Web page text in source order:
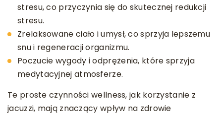
stresu, co przyczynia się do skutecznej redukcji
stresu.
Zrelaksowane ciało i umysł, co sprzyja lepszemu
snu i regeneracji organizmu.
Poczucie wygody i odprężenia, które sprzyja
medytacyjnej atmosferze.
Te proste czynności wellness, jak korzystanie z
jacuzzi, mają znaczący wpływ na zdrowie